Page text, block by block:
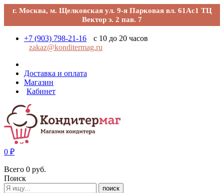
г. Москва, м. Щелковская ул. 9-я Парковая вл. 61Ас1 ТЦ
Вектор э. 2 пав. 7
+7 (903) 798-21-16
с 10 до 20 часов
zakaz@konditermag.ru
Доставка и оплата
Магазин
Кабинет
0 ₽
Всего 0 руб.
Поиск
поиск